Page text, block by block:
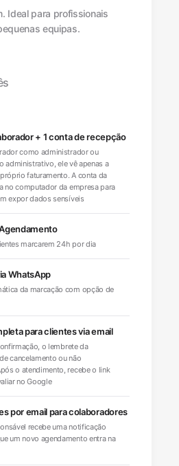
Ideal para profissionais
equipas.
+ 1 conta de recepção
como administrador ou
administrativo, ele vê apenas a
faturamento. A conta da
no computador da empresa para
expor dados sensíveis
marcarem 24h por dia
WhatsApp
da marcação com opção de
para clientes via email
o lembrete da
cancelamento ou não
o atendimento, recebe o link
no Google
por email para colaboradores
recebe uma notificação
um novo agendamento entra na